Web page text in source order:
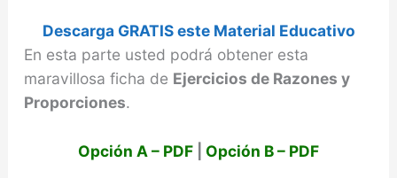
Descarga GRATIS este Material Educativo
En esta parte usted podrá obtener esta
maravillosa ficha de Ejercicios de Razones y
Proporciones.
Opción A – PDF Opción B – PDF